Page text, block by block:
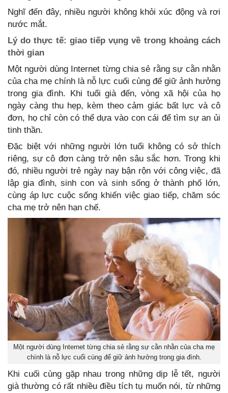
Nghĩ đến đây, nhiều người không khỏi xúc động và rơi
nước mắt.
Lý do thực tế: giao tiếp vụng về trong khoảng cách
thời gian
Một người dùng Internet từng chia sẻ rằng sự cằn nhằn
của cha mẹ chính là nỗ lực cuối cùng để giữ ảnh hưởng
trong gia đình. Khi tuổi già đến, vòng xã hội của họ
ngày càng thu hẹp, kèm theo cảm giác bất lực và cô
đơn, họ chỉ còn có thể dựa vào con cái để tìm sự an ủi
tinh thần.
Đặc biệt với những người lớn tuổi không có sở thích
riêng, sự cô đơn càng trở nên sâu sắc hơn. Trong khi
đó, nhiều người trẻ ngày nay bận rộn với công việc, đã
lập gia đình, sinh con và sinh sống ở thành phố lớn,
cùng áp lực cuộc sống khiến việc giao tiếp, chăm sóc
cha mẹ trở nên hạn chế.
Một người dùng Internet từng chia sẻ rằng sự cằn nhằn của cha mẹ
chính là nỗ lực cuối cùng để giữ ảnh hưởng trong gia đình.
Khi cuối cùng gặp nhau trong những dịp lễ tết, người
già thường có rất nhiều điều tích tụ muốn nói, từ những